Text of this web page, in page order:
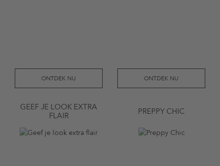
ONTDEK NU ONTDEK NU
GEEF JE LOOK EXTRA
FLAIR
PREPPY CHIC